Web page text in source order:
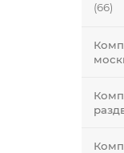
(66)